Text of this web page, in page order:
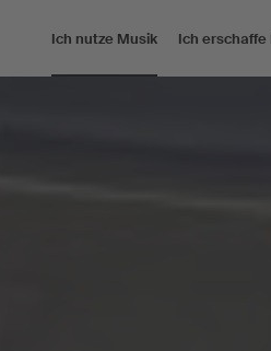
Ich nutze Musik Ich erschaffe